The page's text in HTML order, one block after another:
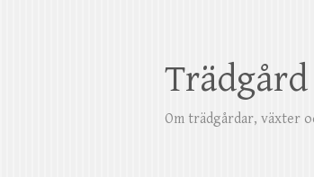
Om trädgårdar, växter